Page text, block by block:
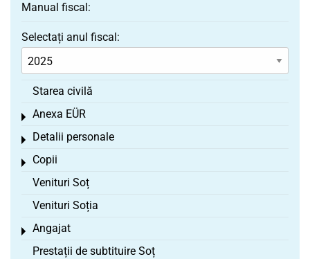
Manual fiscal:
Selectați anul fiscal:
Starea civilă
Anexa EÜR
Toggle menu
Detalii personale
Toggle menu
Copii
Toggle menu
Venituri Soț
Venituri Soția
Angajat
Toggle menu
Prestații de subtituire Soț